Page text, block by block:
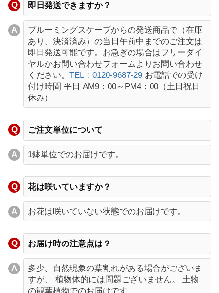
即日発送できますか？
ブルーミングスケープからの発送商品で（在庫
あり、決済済み）の当日午前中までのご注文は
即日発送可能です。お急ぎの場合はフリーダイ
ヤルかお問い合わせフォームよりお問い合わせ
ください。 TEL：0120-9687-29 お電話での受け
付け時間 平日 AM9：00～PM4：00（土日祝日
休み）
ご注文単位について
1鉢単位でのお届けです。
花は咲いていますか？
お花は咲いていない状態でのお届けです。
お届け時の注意点は？
多少、自然現象の葉割れがある場合がございま
すが、 植物体的には問題ございません。 土物
の観葉植物でのお届けです。